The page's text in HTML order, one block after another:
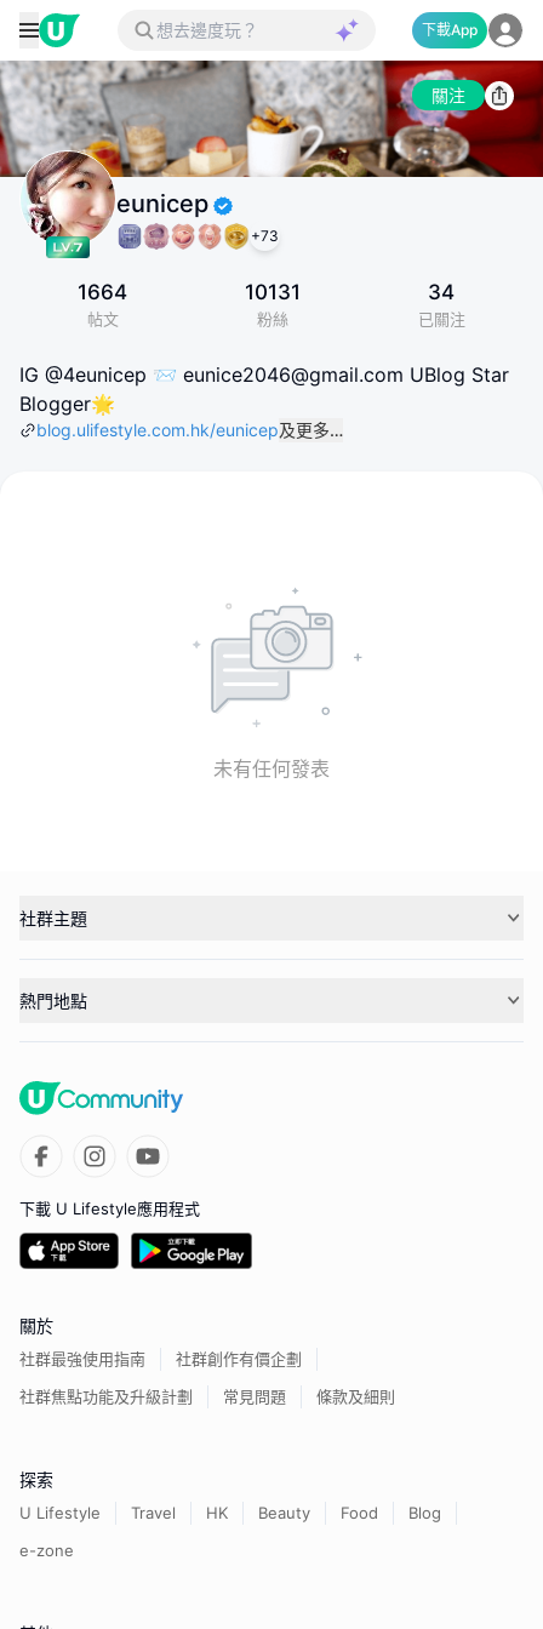
下載App
關注
eunicep
+73
1664
帖文
10131
粉絲
34
已關注
IG @4eunicep 📨 eunice2046@gmail.com UBlog Star
Blogger🌟
blog.ulifestyle.com.hk/eunicep及更多…
未有任何發表
社群主題
熱門地點
下載 U Lifestyle應用程式
關於
社群最強使用指南
社群創作有價企劃
社群焦點功能及升級計劃
常見問題 條款及細則
探索
U Lifestyle Travel HK Beauty Food
Blog
e-zone